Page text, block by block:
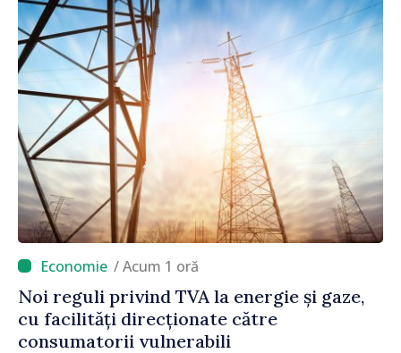
/ Acum 1 oră
Noi reguli privind TVA la energie și gaze,
cu facilități direcționate către
consumatorii vulnerabili